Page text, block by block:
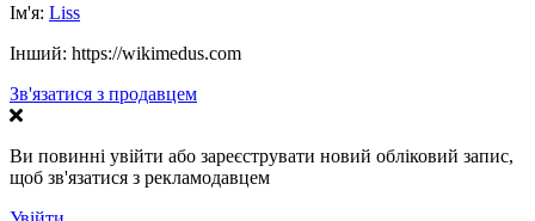
Ім'я: Liss
Інший: https://wikimedus.com
Зв'язатися з продавцем
Ви повинні увійти або зареєструвати новий обліковий запис,
щоб зв'язатися з рекламодавцем